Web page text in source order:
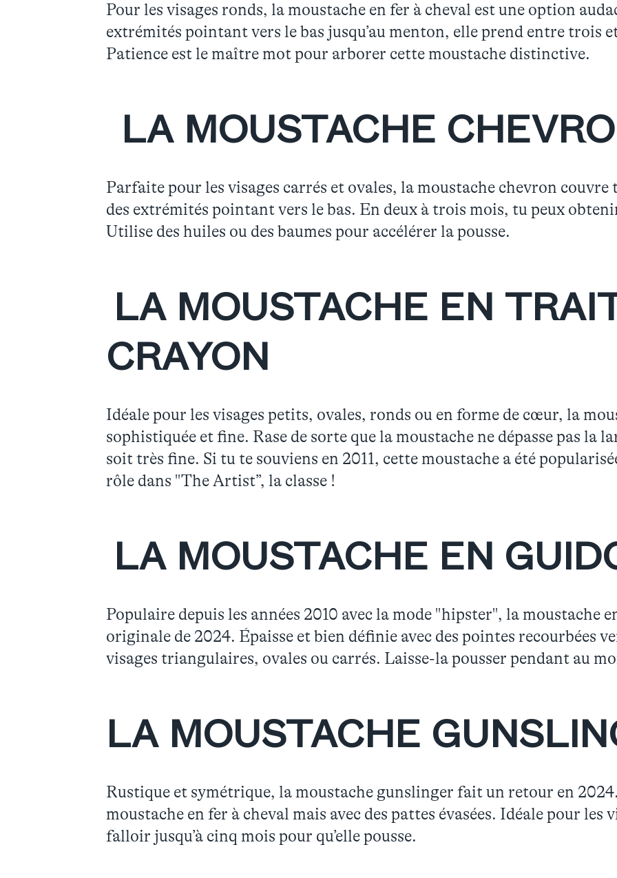
Pour les visages ronds, la moustache en fer à cheval est une option
extrémités pointant vers le bas jusqu’au menton, elle prend entre trois
Patience est le maître mot pour arborer cette moustache distinctive.
LA MOUSTACHE
Parfaite pour les visages carrés et ovales, la moustache chevron couvre
des extrémités pointant vers le bas. En deux à trois mois, tu peux
Utilise des huiles ou des baumes pour accélérer la pousse.
LA MOUSTACHE EN
CRAYON
Idéale pour les visages petits, ovales, ronds ou en forme de cœur, la
sophistiquée et fine. Rase de sorte que la moustache ne dépasse pas la
soit très fine. Si tu te souviens en 2011, cette moustache a été
rôle dans "The Artist”, la classe !
LA MOUSTACHE EN
Populaire depuis les années 2010 avec la mode "hipster", la moustache
originale de 2024. Épaisse et bien définie avec des pointes recourbées
visages triangulaires, ovales ou carrés. Laisse-la pousser pendant au
LA MOUSTACHE
Rustique et symétrique, la moustache gunslinger fait un retour en
moustache en fer à cheval mais avec des pattes évasées. Idéale pour
falloir jusqu’à cinq mois pour qu’elle pousse.